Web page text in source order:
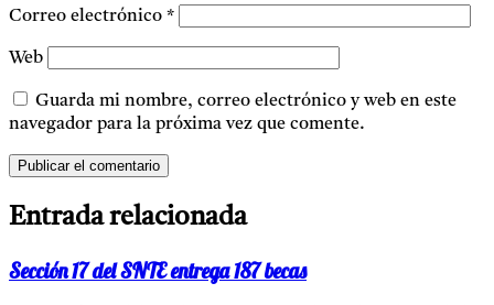
Correo electrónico *
Web
Guarda mi nombre, correo electrónico y web en este
navegador para la próxima vez que comente.
Entrada relacionada
Sección 17 del SNTE entrega 187 becas